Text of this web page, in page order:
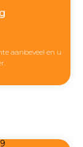
aanbeveel en u